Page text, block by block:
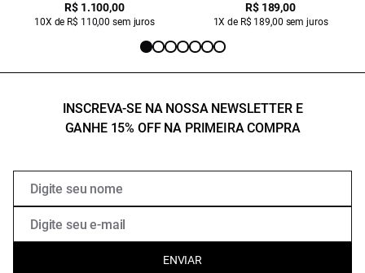
R$ 1.100,00
10X de R$ 110,00 sem juros
R$ 189,00
1X de R$ 189,00 sem juros
INSCREVA-SE NA NOSSA NEWSLETTER E
GANHE 15% OFF NA PRIMEIRA COMPRA
ENVIAR